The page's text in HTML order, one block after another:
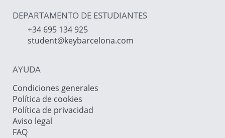
DEPARTAMENTO DE ESTUDIANTES
+34 695 134 925
student@keybarcelona.com
AYUDA
Condiciones generales
Política de cookies
Política de privacidad
Aviso legal
FAQ